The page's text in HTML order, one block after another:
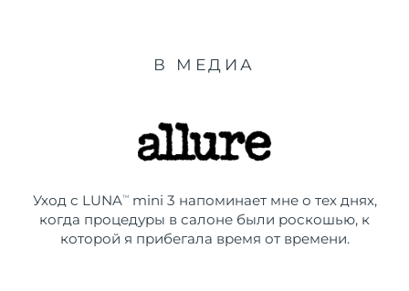
В МЕДИА
Уход с LUNATMmini 3 напоминает мне о тех днях,
когда процедуры в салоне были роскошью, к
которой я прибегала время от времени.